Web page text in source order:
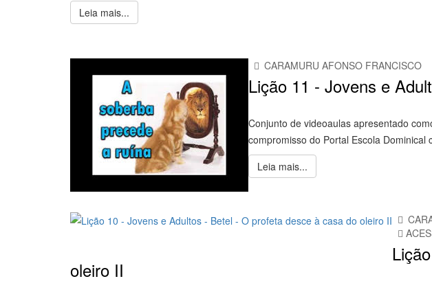
Leia mais...
CARAMURU AFONSO FRANCISCO
Lição 11 - Jovens e
Conjunto de videoaulas apresentado
compromisso do Portal Escola Dominical
Leia mais...
oleiro II